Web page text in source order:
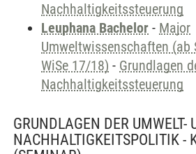
Nachhaltigkeitssteuerung
Leuphana Bachelor - Major
Umweltwissenschaften (ab
WiSe 17/18) - Grundlagen
Nachhaltigkeitssteuerung
GRUNDLAGEN DER UMWELT-
NACHHALTIGKEITSPOLITIK -